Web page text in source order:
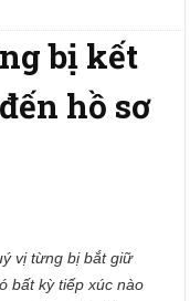
bị kết
hồ sơ
vị từng bị bắt giữ
bất kỳ tiếp xúc nào